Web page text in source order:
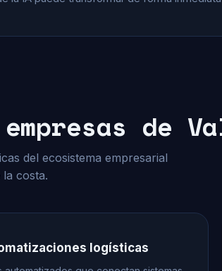
empresas de
del ecosistema empresarial
costa.
logísticas